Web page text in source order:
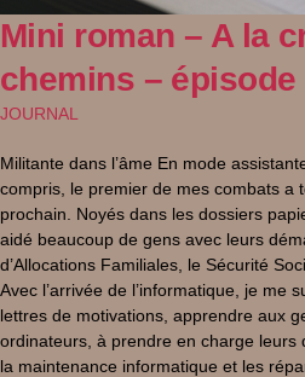
Mini roman – A la
chemins – épisode
JOURNAL
Militante dans l’âme En mode
compris, le premier de mes combats a
prochain. Noyés dans les dossiers
aidé beaucoup de gens avec leurs
d’Allocations Familiales, le Sécurité
Avec l’arrivée de l’informatique, je me
lettres de motivations, apprendre aux
ordinateurs, à prendre en charge leurs
la maintenance informatique et les